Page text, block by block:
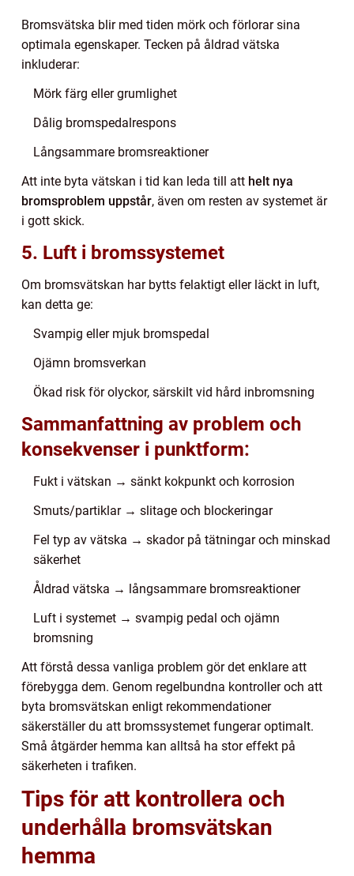
Bromsvätska blir med tiden mörk och förlorar sina
optimala egenskaper. Tecken på åldrad vätska
inkluderar:
Mörk färg eller grumlighet
Dålig bromspedalrespons
Långsammare bromsreaktioner
Att inte byta vätskan i tid kan leda till att helt nya
bromsproblem uppstår, även om resten av systemet är
i gott skick.
5. Luft i bromssystemet
Om bromsvätskan har bytts felaktigt eller läckt in luft,
kan detta ge:
Svampig eller mjuk bromspedal
Ojämn bromsverkan
Ökad risk för olyckor, särskilt vid hård inbromsning
Sammanfattning av problem och
konsekvenser i punktform:
Fukt i vätskan → sänkt kokpunkt och korrosion
Smuts/partiklar → slitage och blockeringar
Fel typ av vätska → skador på tätningar och minskad
säkerhet
Åldrad vätska → långsammare bromsreaktioner
Luft i systemet → svampig pedal och ojämn
bromsning
Att förstå dessa vanliga problem gör det enklare att
förebygga dem. Genom regelbundna kontroller och att
byta bromsvätskan enligt rekommendationer
säkerställer du att bromssystemet fungerar optimalt.
Små åtgärder hemma kan alltså ha stor effekt på
säkerheten i trafiken.
Tips för att kontrollera och
underhålla bromsvätskan
hemma